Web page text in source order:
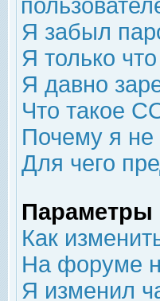
Я забыл
Я только
Я давно
Что такое
Почему я не
Для чего
Параметры
Как
На форуме
Я изменил